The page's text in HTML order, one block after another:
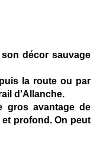
décor sauvage
la route ou par
d'Allanche.
gros avantage de
profond. On peut